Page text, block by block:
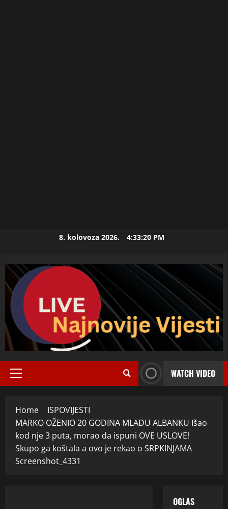
8. kolovoza 2026. 4:33:21 PM
Primary
WATCH VIDEO
Home
ISPOVIJESTI
MARKO OŽENIO 20 GODINA MLAĐU ALBANKU Išao
kod nje 3 puta, morao da ispuni OVE USLOVE!
Skupo ga koštala a ovo je rekao o SRPKINJAMA
Screenshot_4331
OGLAS